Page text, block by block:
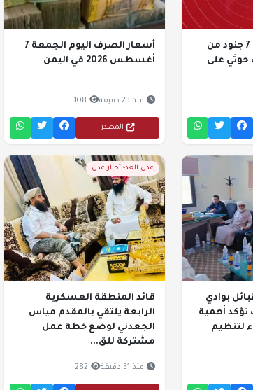
استشهاد وإصابة 7 جنود من
على
أسعار الصرف اليوم الجمعة 7
أغسطس 2026 في اليمن
منذ 23 دقيقة 108
المصدر
بوادي
أهمية
لتنظيم
عدن الغد- أخبار عدن
قائد المنطقة العسكرية
الرابعة يلتقي بالمقدم مياس
الجعدني لوضع خطة عمل
مشتركة للق...
منذ 51 دقيقة 282